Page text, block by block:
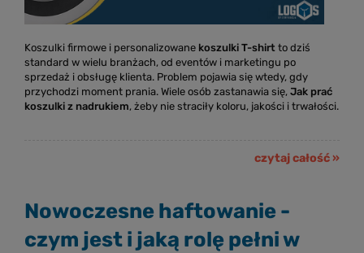
Koszulki firmowe i personalizowane koszulki T-shirt to dziś
standard w wielu branżach, od eventów i marketingu po
sprzedaż i obsługę klienta. Problem pojawia się wtedy, gdy
przychodzi moment prania. Wiele osób zastanawia się, Jak prać
koszulki z nadrukiem, żeby nie straciły koloru, jakości i trwałości.
czytaj całość »
Nowoczesne haftowanie -
czym jest i jaką rolę pełni w